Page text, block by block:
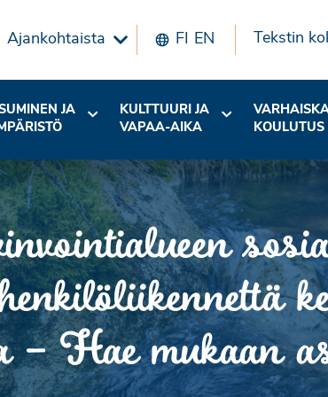
Ajankohtaista FI EN Tekstin
JA
KULTTUURI JA
VAPAA-AIKA
KOULUTUS
Hae mukaan